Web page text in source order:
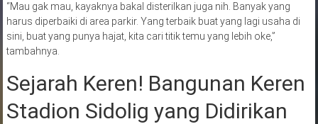
“Mau gak mau, kayaknya bakal disterilkan juga nih. Banyak yang
harus diperbaiki di area parkir. Yang terbaik buat yang lagi usaha di
sini, buat yang punya hajat, kita cari titik temu yang lebih oke,”
tambahnya.
Sejarah Keren! Bangunan Keren
Stadion Sidolig yang Didirikan